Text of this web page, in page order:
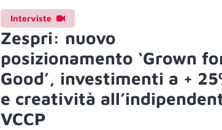
Interviste
Zespri: nuovo
posizionamento ‘Grown
Good’, investimenti a +
e creatività
VCCP